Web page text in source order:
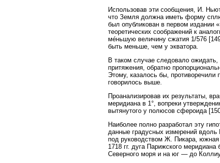
Использовав эти сообщения, И.
что Земля должна иметь форму
был опубликован в первом издании
теоретических соображений к
ме́ньшую величину сжатия 1/576
быть меньше, чем у экватора.
В таком случае следовало
притяжения, обратно
Этому, казалось бы,
говорилось выше.
Проанализировав их результаты,
меридиана в 1°, вопреки
вытянутого у полюсов сфероида
Наиболее полно разработал эту
данные градусных измерений
под руководством Ж. Пикара,
1718 гг. дуга Парижского
Северного моря и на юг — до